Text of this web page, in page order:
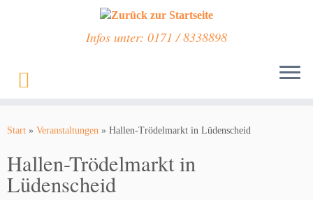
Inhalt
Infos unter: 0171 / 8338898
Start » Veranstaltungen » Hallen-Trödelmarkt in Lüdenscheid
Hallen-Trödelmarkt in
Lüdenscheid